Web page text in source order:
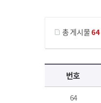
총 게시물64
강의자료 목록 으로 번호, 제목, 작성자, 조회수, 등록 일, 첨부파일로 나열 되고 있습니다.
번호
64